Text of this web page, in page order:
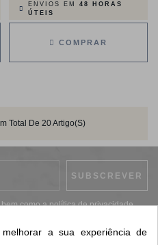
ENVIOS EM 48 HORAS
ÚTEIS
COMPRAR
Total De 20 Artigo(s)
bem como apolítica de privacidade.
a sua experiência de